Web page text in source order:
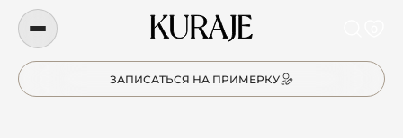
ЗАПИСАТЬСЯ НА ПРИМЕРКУ